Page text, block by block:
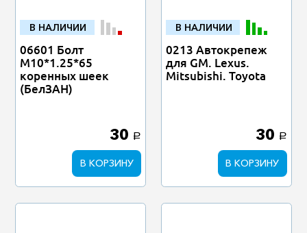
В НАЛИЧИИ
06601 Болт
М10*1.25*65
коренных шеек
(БелЗАН)
30 a
В КОРЗИНУ
В НАЛИЧИИ
0213 Автокрепеж
для GM. Lexus.
Mitsubishi. Toyota
30 a
В КОРЗИНУ